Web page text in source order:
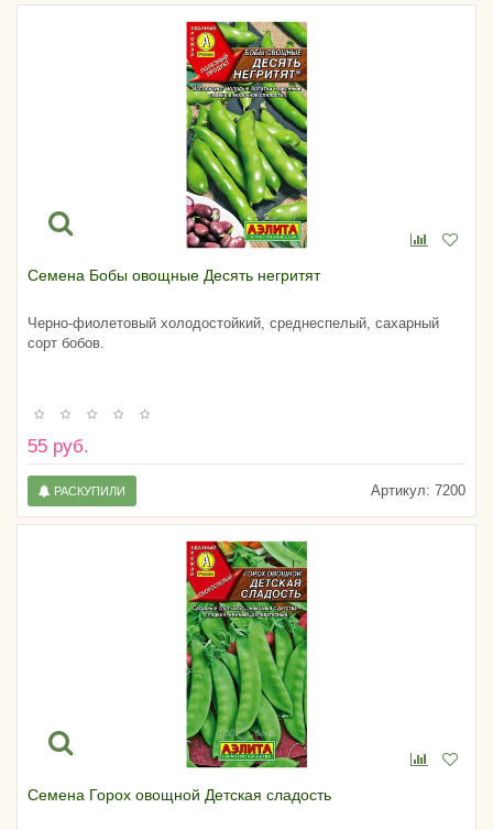
Семена Бобы овощные Десять негритят
Черно-фиолетовый холодостойкий, среднеспелый, сахарный
сорт бобов.
55 руб.
Артикул: 7200
РАСКУПИЛИ
Семена Горох овощной Детская сладость